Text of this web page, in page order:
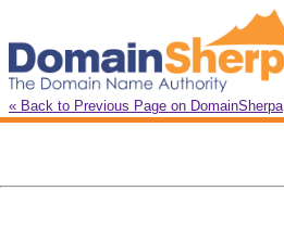
« Back to Previous Page on DomainSherpa